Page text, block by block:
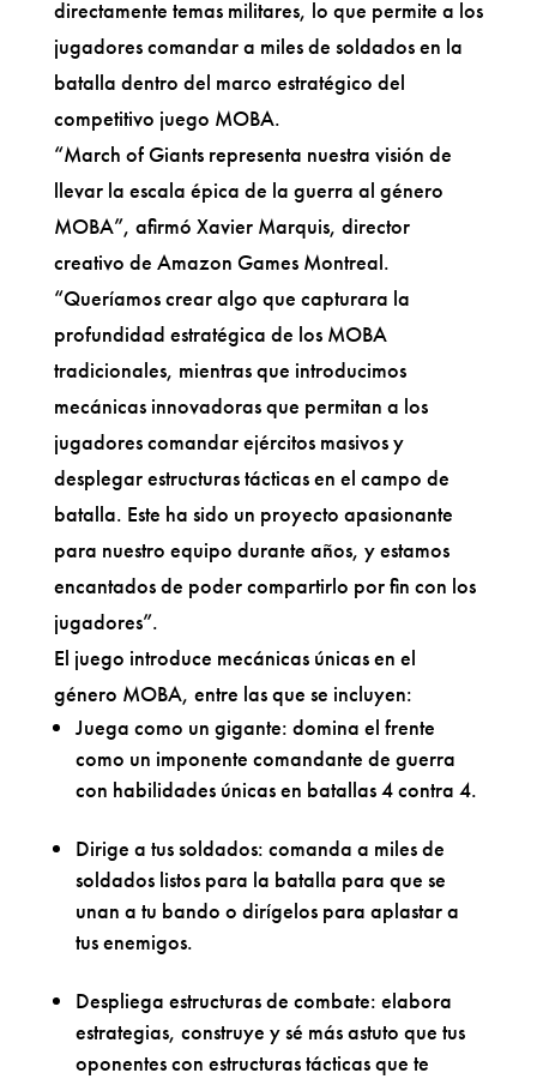
directamente temas militares, lo que permite a los
jugadores comandar a miles de soldados en la
batalla dentro del marco estratégico del
competitivo juego MOBA.
“March of Giants representa nuestra visión de
llevar la escala épica de la guerra al género
MOBA”, afirmó Xavier Marquis, director
creativo de Amazon Games Montreal.
“Queríamos crear algo que capturara la
profundidad estratégica de los MOBA
tradicionales, mientras que introducimos
mecánicas innovadoras que permitan a los
jugadores comandar ejércitos masivos y
desplegar estructuras tácticas en el campo de
batalla. Este ha sido un proyecto apasionante
para nuestro equipo durante años, y estamos
encantados de poder compartirlo por fin con los
jugadores”.
El juego introduce mecánicas únicas en el
género MOBA, entre las que se incluyen:
Juega como un gigante: domina el frente
como un imponente comandante de guerra
con habilidades únicas en batallas 4 contra 4.
Dirige a tus soldados: comanda a miles de
soldados listos para la batalla para que se
unan a tu bando o dirígelos para aplastar a
tus enemigos.
Despliega estructuras de combate: elabora
estrategias, construye y sé más astuto que tus
oponentes con estructuras tácticas que te